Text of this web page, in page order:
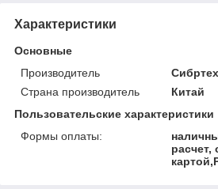
Характеристики
Основные
Производитель
Сибртех
Страна производитель
Китай
Пользовательские характеристики
Формы оплаты:
расчет,